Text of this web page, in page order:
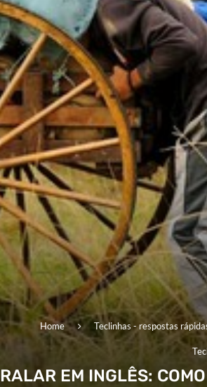
Home Teclinhas - respostas
RALAR EM INGLÊS: